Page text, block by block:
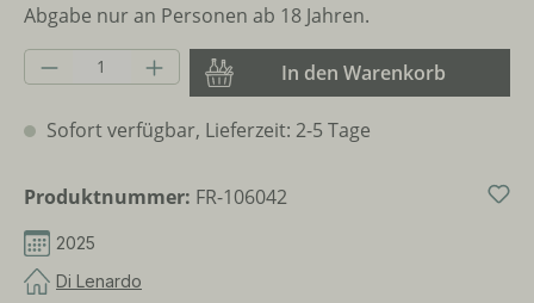
Abgabe nur an Personen ab 18 Jahren.
Produkt Anzahl: Gib den gewünschten
In den Warenkorb
Sofort verfügbar, Lieferzeit: 2-5 Tage
Produktnummer: FR-106042
2025
Di Lenardo